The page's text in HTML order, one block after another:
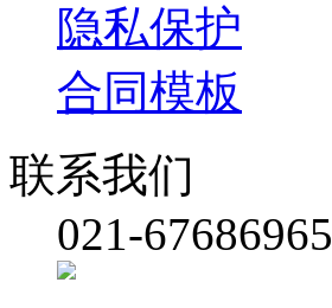
隐私保护
合同模板
联系我们
021-67686965